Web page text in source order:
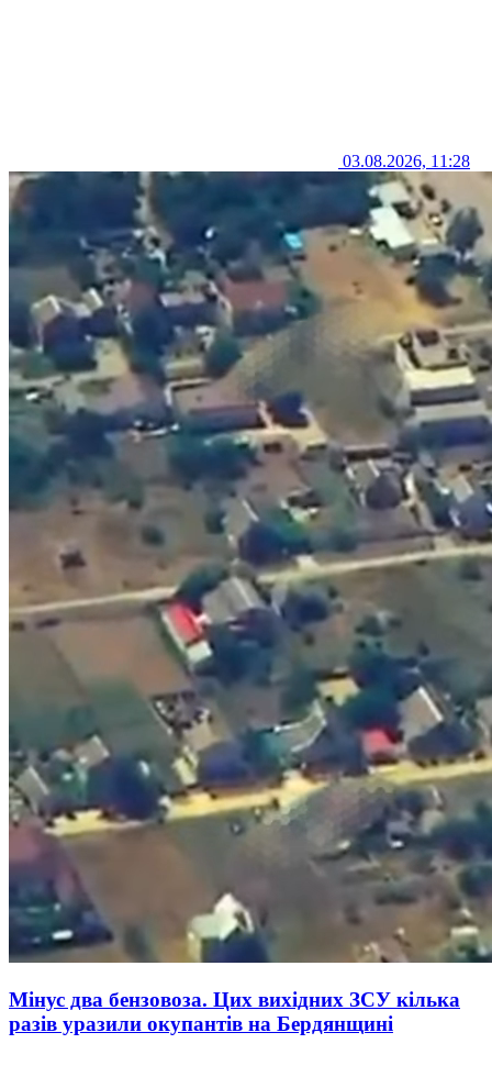
03.08.2026, 11:28
Мінус два бензовоза. Цих вихідних ЗСУ кілька
разів уразили окупантів на Бердянщині